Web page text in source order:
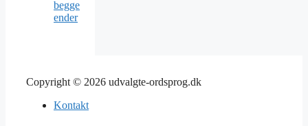
begge
ender
Copyright © 2026 udvalgte-ordsprog.dk
Kontakt